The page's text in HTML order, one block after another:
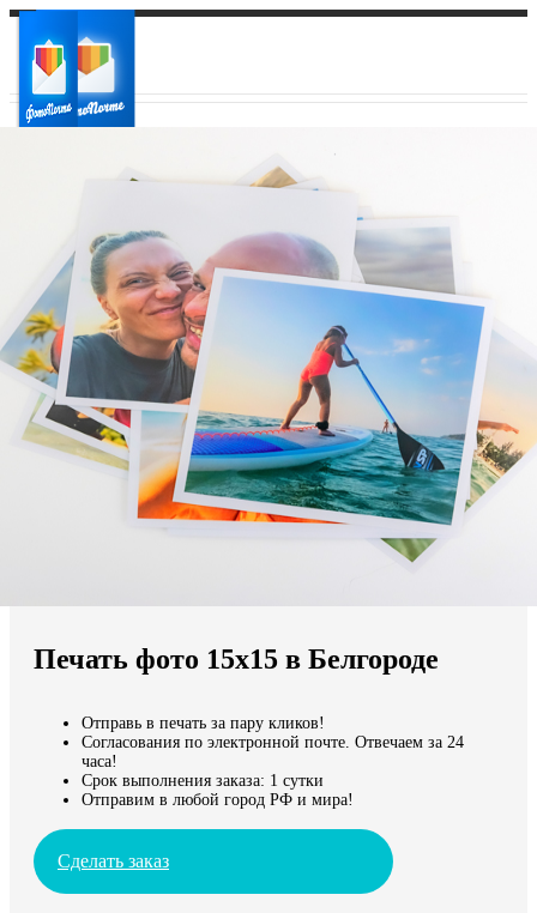
Ваш регион доставки
Выберите из списка:
Мы доставляем по всему миру
Продолжить без города
Печать фото 15х15 в Белгороде
Отправь в печать за пару кликов!
Согласования по электронной почте. Отвечаем за 24
часа!
Срок выполнения заказа: 1 сутки
Отправим в любой город РФ и мира!
Сделать заказ